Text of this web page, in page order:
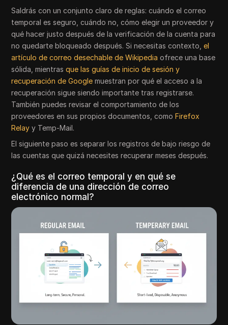
Saldrás con un conjunto claro de reglas: cuándo el correo
temporal es seguro, cuándo no, cómo elegir un proveedor y
qué hacer justo después de la verificación de la cuenta para
no quedarte bloqueado después. Si necesitas contexto,el
artículo de correo desechable de Wikipedia ofrece una base
sólida, mientrasque las guías de inicio de sesión y
recuperación de Google muestran por qué el acceso a la
recuperación sigue siendo importante tras registrarse.
También puedes revisar el comportamiento de los
proveedores en sus propios documentos, comoFirefox
Relay y Temp-Mail.
El siguiente paso es separar los registros de bajo riesgo de
las cuentas que quizá necesites recuperar meses después.
¿Qué es el correo temporal y en qué se
diferencia de una dirección de correo
electrónico normal?